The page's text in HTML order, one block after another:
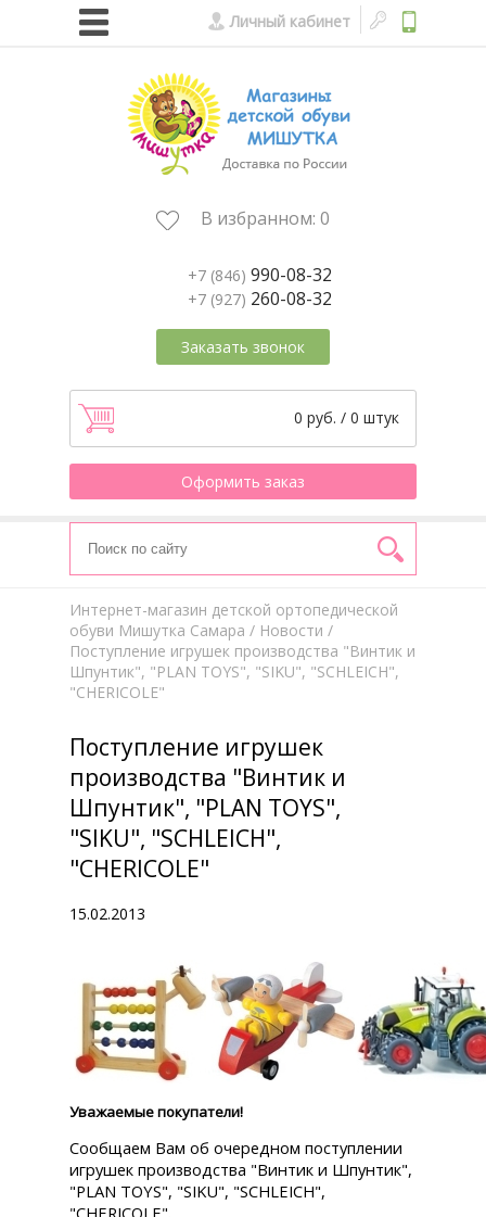
Личный кабинет
В избранном: 0
+7 (846) 990-08-32
+7 (927) 260-08-32
Заказать звонок
0 руб. / 0 штук
Оформить заказ
Интернет-магазин детской ортопедической
обуви Мишутка Самара / Новости /
Поступление игрушек производства "Винтик и
Шпунтик", "PLAN TOYS", "SIKU", "SCHLEICH",
"CHERICOLE"
Поступление игрушек
производства "Винтик и
Шпунтик", "PLAN TOYS",
"SIKU", "SCHLEICH",
"CHERICOLE"
15.02.2013
Уважаемые покупатели!
Cообщаем Вам об очередном поступлении
игрушек производства "Винтик и Шпунтик",
"PLAN TOYS", "SIKU", "SCHLEICH",
"CHERICOLE".